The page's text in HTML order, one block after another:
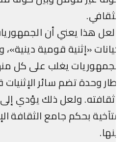
هذا يعني أن الجمهوريات
«إثنية قومية دينية»،
يغلب على كل منها
وحدة تضم سائر الإثنيات
ولعل ذلك يؤدي إلى
بحكم جامع الثقافة